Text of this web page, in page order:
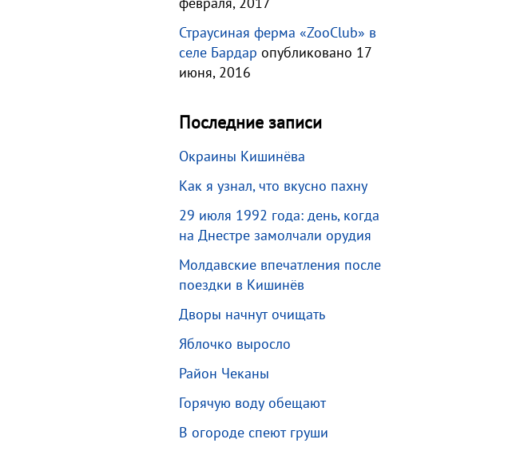
Страусиная ферма «ZooClub» в
селе Бардар опубликовано 17
июня, 2016
Последние записи
Окраины Кишинёва
Как я узнал, что вкусно пахну
29 июля 1992 года: день, когда
на Днестре замолчали орудия
Молдавские впечатления после
поездки в Кишинёв
Дворы начнут очищать
Яблочко выросло
Район Чеканы
Горячую воду обещают
В огороде спеют груши